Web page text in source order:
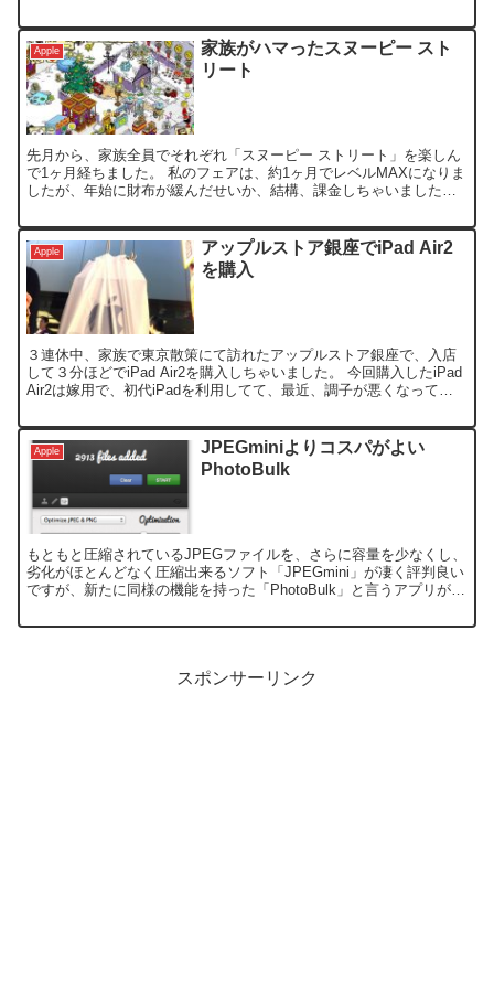
Apple
家族がハマったスヌーピー スト
リート
先月から、家族全員でそれぞれ「スヌーピー ストリート」を楽しん
で1ヶ月経ちました。 私のフェアは、約1ヶ月でレベルMAXになりま
したが、年始に財布が緩んだせいか、結構、課金しちゃいました。
Apple
アップルストア銀座でiPad Air2
を購入
３連休中、家族で東京散策にて訪れたアップルストア銀座で、入店
して３分ほどでiPad Air2を購入しちゃいました。 今回購入したiPad
Air2は嫁用で、初代iPadを利用してて、最近、調子が悪くなってき
Apple
JPEGminiよりコスパがよい
PhotoBulk
もともと圧縮されているJPEGファイルを、さらに容量を少なくし、
劣化がほとんどなく圧縮出来るソフト「JPEGmini」が凄く評判良い
ですが、新たに同様の機能を持った「PhotoBulk」と言うアプリがあ
スポンサーリンク